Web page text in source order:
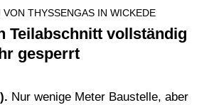
THYSSENGAS IN WICKEDE
Teilabschnitt vollständig
gesperrt
Nur wenige Meter Baustelle, aber